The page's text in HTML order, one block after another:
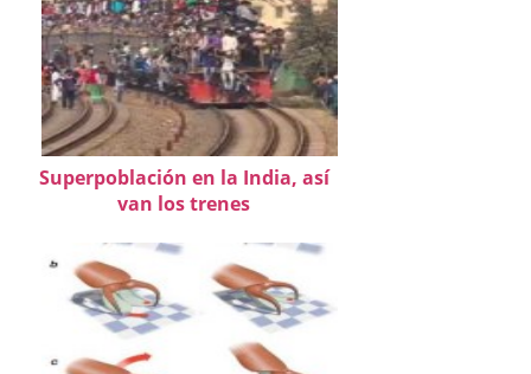
Superpoblación en la India, así
van los trenes